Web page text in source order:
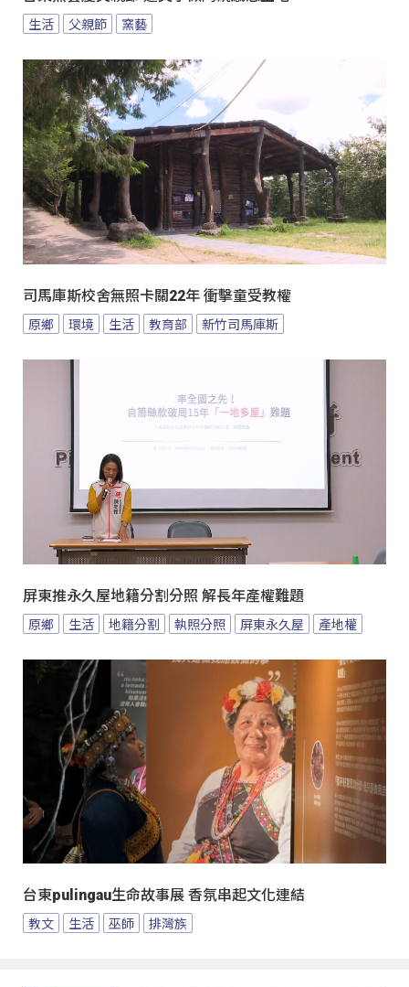
生活 父親節 窯藝
司馬庫斯校舍無照卡關22年 衝擊童受教權
原鄉 環境 生活 教育部 新竹司馬庫斯
屏東推永久屋地籍分割分照 解長年產權難題
原鄉 生活 地籍分割 執照分照 屏東永久屋 產地權
台東pulingau生命故事展 香氛串起文化連結
教文 生活 巫師 排灣族